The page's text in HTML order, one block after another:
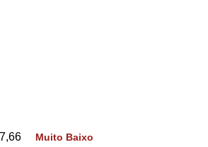
Muito Baixo